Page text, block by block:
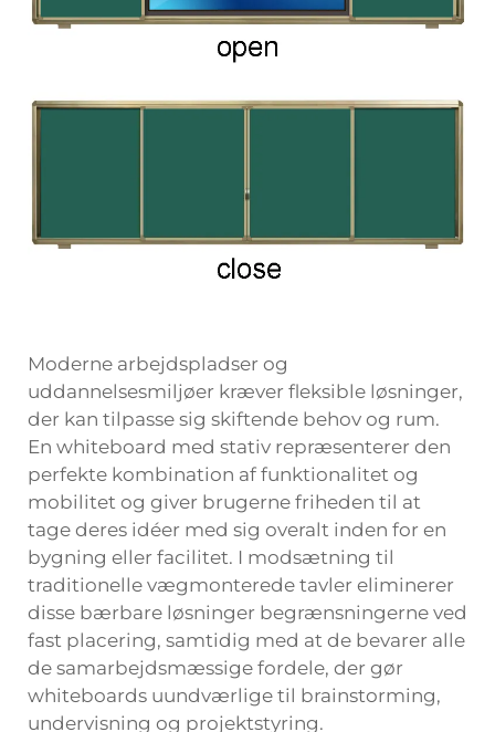
Moderne arbejdspladser og
uddannelsesmiljøer kræver fleksible løsninger,
der kan tilpasse sig skiftende behov og rum.
En whiteboard med stativ repræsenterer den
perfekte kombination af funktionalitet og
mobilitet og giver brugerne friheden til at
tage deres idéer med sig overalt inden for en
bygning eller facilitet. I modsætning til
traditionelle vægmonterede tavler eliminerer
disse bærbare løsninger begrænsningerne ved
fast placering, samtidig med at de bevarer alle
de samarbejdsmæssige fordele, der gør
whiteboards uundværlige til brainstorming,
undervisning og projektstyring.